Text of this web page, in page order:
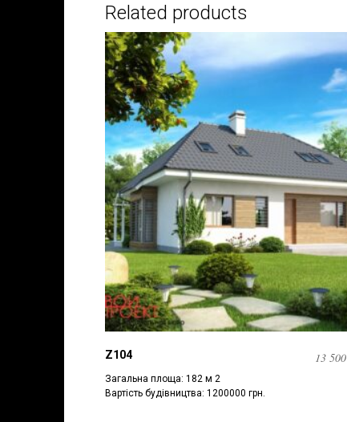
Related products
Z104 13 500
Загальна площа: 182 м 2
Вартість будівництва: 1200000 грн.